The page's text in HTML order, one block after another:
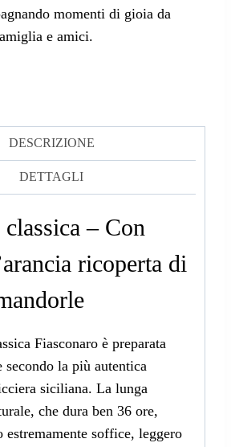
momenti di gioia da
e amici.
DESCRIZIONE
DETTAGLI
– Con
ricoperta di
Fiasconaro è preparata
secondo la più autentica
siciliana. La lunga
che dura ben 36 ore,
estremamente soffice, leggero